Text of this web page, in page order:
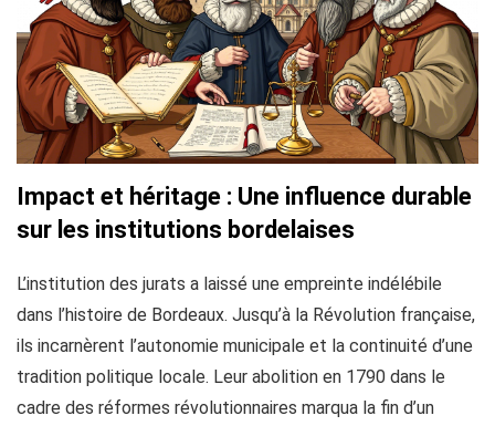
Impact et héritage : Une influence durable
sur les institutions bordelaises
L’institution des jurats a laissé une empreinte indélébile
dans l’histoire de Bordeaux. Jusqu’à la Révolution française,
ils incarnèrent l’autonomie municipale et la continuité d’une
tradition politique locale. Leur abolition en 1790 dans le
cadre des réformes révolutionnaires marqua la fin d’un